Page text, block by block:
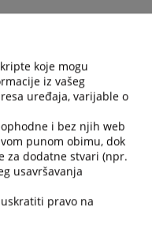
koje mogu
iz vašeg
uređaja, varijable o
i bez njih web
punom obimu, dok
za dodatne stvari (npr.
usavršavanja
pravo na